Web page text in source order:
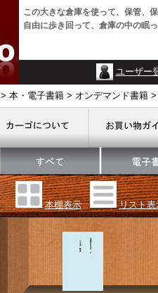
この大きな倉庫を使って、保管、
自由に歩き回って、倉庫の中の眠
ユーザー
> 本・電子書籍 > オンデマンド書籍
本棚表示 リスト表